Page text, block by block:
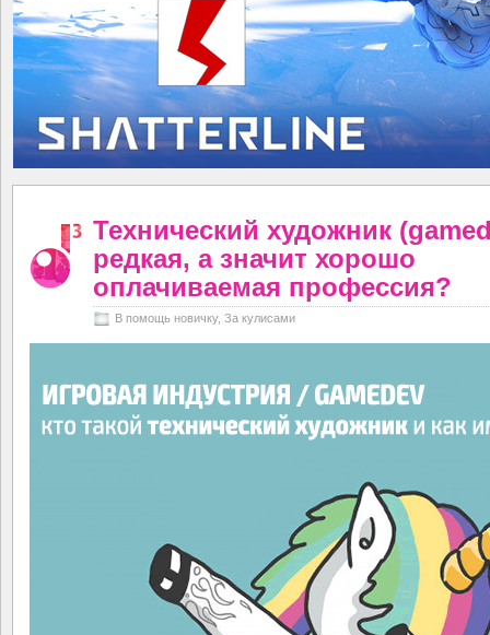
Технический художник
редкая, а значит хорошо
оплачиваемая профессия?
В помощь новичку, За кулисами